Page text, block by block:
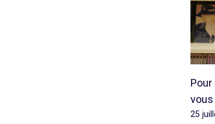
Pour
vous
25